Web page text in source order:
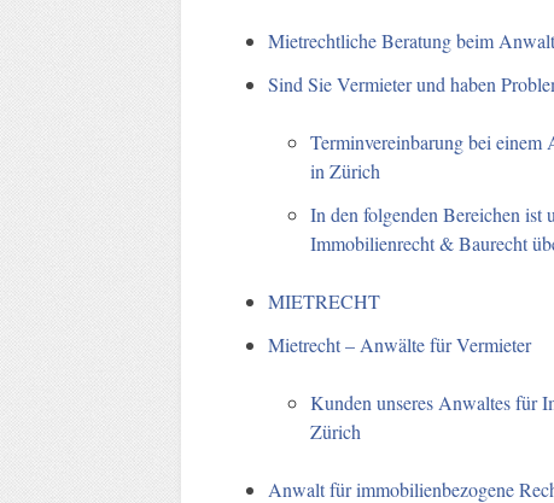
Mietrechtliche Beratung beim
Sind Sie Vermieter und haben
Terminvereinbarung bei
in Zürich
In den folgenden Bereichen
Immobilienrecht & Baurecht
MIETRECHT
Mietrecht – Anwälte für Vermieter
Kunden unseres Anwaltes für
Zürich
Anwalt für immobilienbezogene